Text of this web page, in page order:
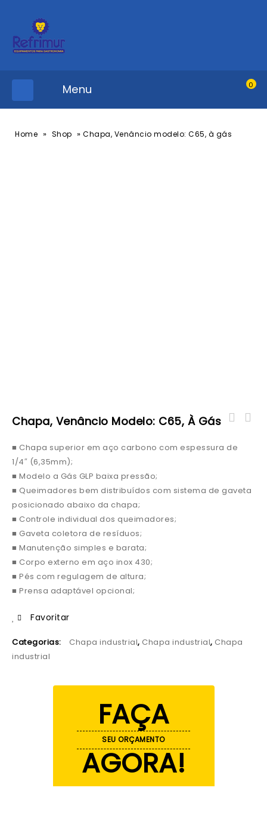
Menu 0
Home » Shop » Chapa, Venâncio modelo: C65, à gás
Chapa, Venâncio Modelo: C65, À Gás
■ Chapa superior em aço carbono com espessura de
1/4″ (6,35mm);
■ Modelo a Gás GLP baixa pressão;
■ Queimadores bem distribuídos com sistema de gaveta
posicionado abaixo da chapa;
■ Controle individual dos queimadores;
■ Gaveta coletora de resíduos;
■ Manutenção simples e barata;
■ Corpo externo em aço inox 430;
■ Pés com regulagem de altura;
■ Prensa adaptável opcional;
Favoritar
Categorias: Chapa industrial, Chapa industrial, Chapa
industrial
FAÇA
SEU ORÇAMENTO
AGORA!